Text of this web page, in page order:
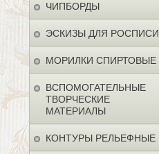
ЧИПБОРДЫ
ЭСКИЗЫ ДЛЯ РОСПИСИ
МОРИЛКИ СПИРТОВЫЕ
ВСПОМОГАТЕЛЬНЫЕ
ТВОРЧЕСКИЕ
МАТЕРИАЛЫ
КОНТУРЫ РЕЛЬЕФНЫЕ